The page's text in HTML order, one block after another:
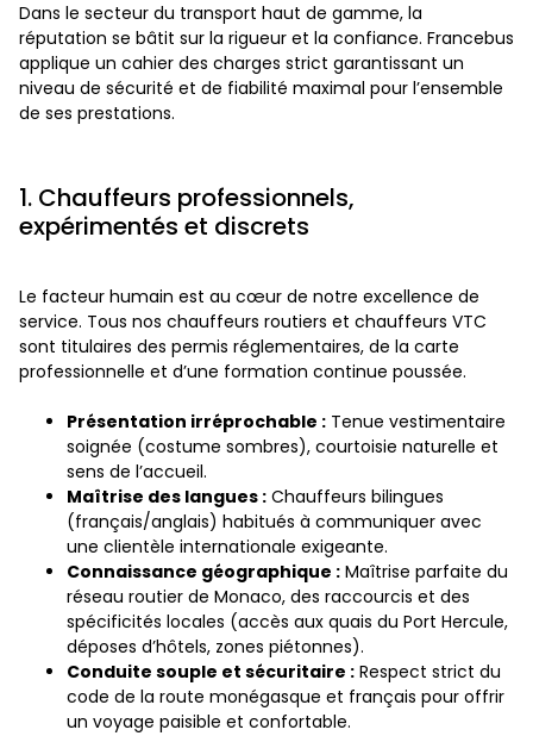
Dans le secteur du transport haut de gamme, la
réputation se bâtit sur la rigueur et la confiance. Francebus
applique un cahier des charges strict garantissant un
niveau de sécurité et de fiabilité maximal pour l’ensemble
de ses prestations.
1. Chauffeurs professionnels,
expérimentés et discrets
Le facteur humain est au cœur de notre excellence de
service. Tous nos chauffeurs routiers et chauffeurs VTC
sont titulaires des permis réglementaires, de la carte
professionnelle et d’une formation continue poussée.
Présentation irréprochable : Tenue vestimentaire
soignée (costume sombres), courtoisie naturelle et
sens de l’accueil.
Maîtrise des langues : Chauffeurs bilingues
(français/anglais) habitués à communiquer avec
une clientèle internationale exigeante.
Connaissance géographique : Maîtrise parfaite du
réseau routier de Monaco, des raccourcis et des
spécificités locales (accès aux quais du Port Hercule,
déposes d’hôtels, zones piétonnes).
Conduite souple et sécuritaire : Respect strict du
code de la route monégasque et français pour offrir
un voyage paisible et confortable.